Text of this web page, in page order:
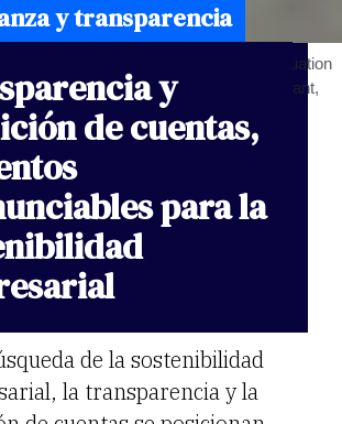
meeting to analyze and discuss the situation
in the meeting room.Investment Consultant,
concept.
y transparencia
y
decuentas,
parala
de la sostenibilidad
la transparencia y la